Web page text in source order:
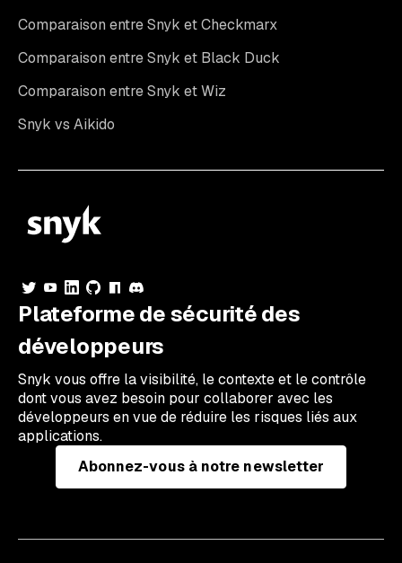
Comparaison entre Snyk et Checkmarx
Comparaison entre Snyk et Black Duck
Comparaison entre Snyk et Wiz
Snyk vs Aikido
Plateforme de sécurité des
développeurs
Snyk vous offre la visibilité, le contexte et le contrôle
dont vous avez besoin pour collaborer avec les
développeurs en vue de réduire les risques liés aux
applications.
Abonnez-vous à notre newsletter